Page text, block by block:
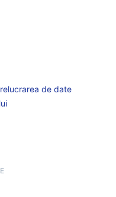
de date